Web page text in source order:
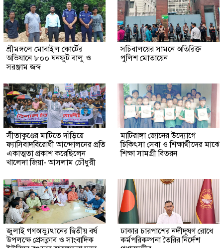
শ্রীমঙ্গলে মোবাইল কোর্টের
অভিযানে ৮০০ ঘনফুট বালু ও
সরঞ্জাম জব্দ
সচিবালয়ের সামনে অতিরিক্ত
পুলিশ মোতায়েন
সীতাকুণ্ডের মাটিতে দাঁড়িয়ে
ফ্যাসিবাদবিরোধী আন্দোলনের প্রতি
একাত্মতা প্রকাশ করেছিলেন
খালেদা জিয়া- আসলাম চৌধুরী
মাটিরাঙ্গা জোনের উদ্যোগে
চিকিৎসা সেবা ও শিক্ষার্থীদের মাঝে
শিক্ষা সামগ্রী বিতরন
জুলাই গণঅভ্যুত্থানের দ্বিতীয় বর্ষ
উপলক্ষে প্রেসক্লাব ও সাংবাদিক
ঢাকার চারপাশের নদীদূষণ রোধে
কর্মপরিকল্পনা তৈরির নির্দেশ